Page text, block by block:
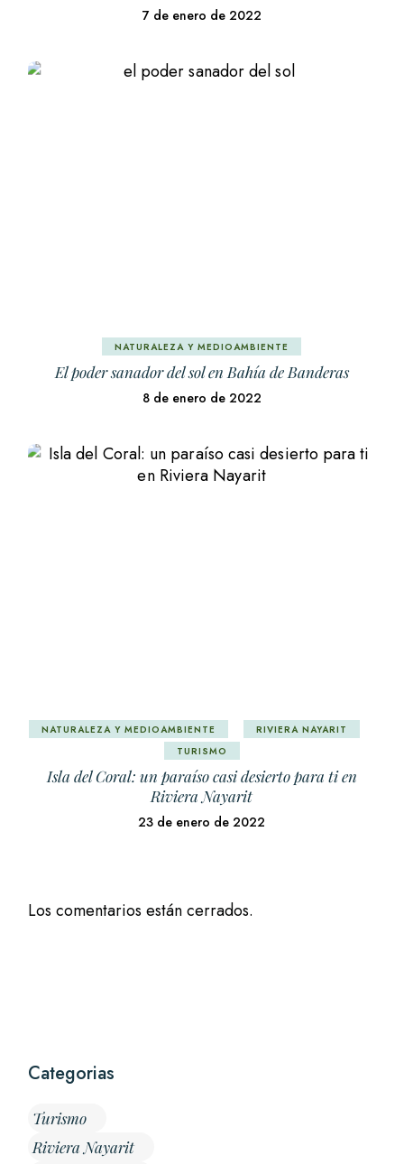
7 de enero de 2022
NATURALEZA Y MEDIOAMBIENTE
El poder sanador del sol en Bahía de Banderas
8 de enero de 2022
NATURALEZA Y MEDIOAMBIENTE
RIVIERA NAYARIT
TURISMO
Isla del Coral: un paraíso casi desierto para ti en
Riviera Nayarit
23 de enero de 2022
Los comentarios están cerrados.
Categorias
Turismo
Riviera Nayarit